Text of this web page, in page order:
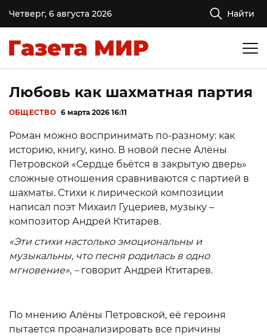
Четверг, 6 августа 2026 Найти
Любовь как шахматная партия
ОБЩЕСТВО 6 марта 2026 16:11
Роман можно воспринимать по-разному: как
историю, книгу, кино. В новой песне Алёны
Петровской «Сердце бьётся в закрытую дверь»
сложные отношения сравниваются с партией в
шахматы. Стихи к лирической композиции
написал поэт Михаил Гуцериев, музыку –
композитор Андрей Ктитарев.
«Эти стихи настолько эмоциональны и
музыкальны, что песня родилась в одно
мгновение», – говорит Андрей Ктитарев.
По мнению Алёны Петровской, её героиня
пытается проанализировать все причины